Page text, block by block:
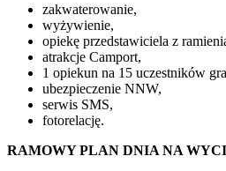
zakwaterowanie,
wyżywienie,
opiekę przedstawiciela z
atrakcje Camport,
1 opiekun na 15 uczestników
ubezpieczenie NNW,
serwis SMS,
fotorelację.
RAMOWY PLAN DNIA NA